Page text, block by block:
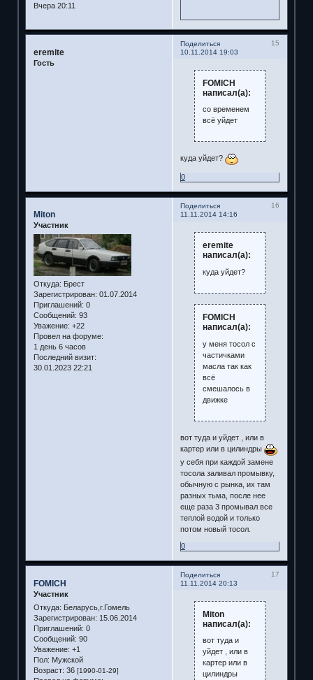
Вчера 20:11
Поделиться
15
10.11.2014 19:03
eremite
Гость
FOMICH
написал(а):
со временем
всё уйдет
куда уйдет?
0
Поделиться
16
11.11.2014 14:16
Miton
Участник
Откуда: Брест
Зарегистрирован: 01.07.2014
Приглашений: 0
Сообщений: 93
Уважение: +22
Провел на форуме:
1 день 6 часов
Последний визит:
30.01.2023 22:21
eremite
написал(а):
куда уйдет?
FOMICH
написал(а):
у меня тосол с
частичками
масла так как
всё
смешалось в
движке
вот туда и уйдет , или в
картер или в цилиндры
у себя при каждой замене
тосола заливал промывку,
обычную с рынка, их там
разных тьма, после нее
еще раза 3 промывал все
теплой водой и только
потом новый тосол.
0
Поделиться
17
11.11.2014 20:13
FOMICH
Участник
Откуда: Беларусь,г.Гомель
Зарегистрирован: 15.06.2014
Приглашений: 0
Сообщений: 90
Уважение: +1
Пол: Мужской
Возраст: 36 [1990-01-29]
Miton
написал(а):
вот туда и
уйдет , или в
картер или в
цилиндры